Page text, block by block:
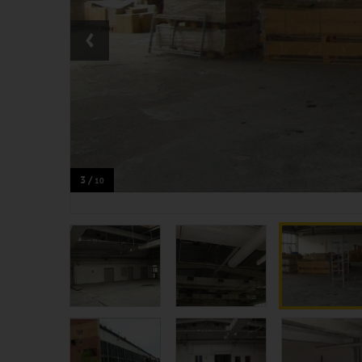
3 / 10
‹